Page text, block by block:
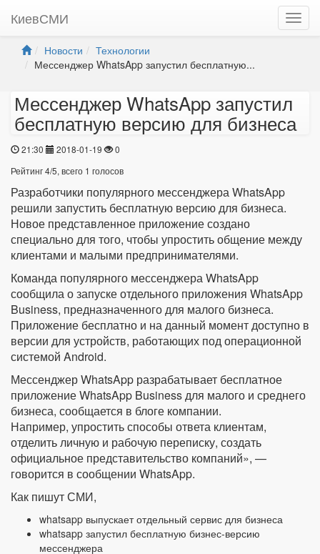
КиевСМИ
Новости
Технологии
Мессенджер WhatsApp запустил бесплатную...
Мессенджер WhatsApp запустил
бесплатную версию для бизнеса
21:30 2018-01-19
0
Рейтинг4/5, всего 1 голосов
Разработчики популярного мессенджера WhatsApp
решили запустить бесплатную версию для бизнеса.
Новое представленное приложение создано
специально для того, чтобы упростить общение между
клиентами и малыми предпринимателями.
Команда популярного мессенджера WhatsApp
сообщила о запуске отдельного приложения WhatsApp
Business, предназначенного для малого бизнеса.
Приложение бесплатно и на данный момент доступно в
версии для устройств, работающих под операционной
системой Android.
Мессенджер WhatsApp разрабатывает бесплатное
приложение WhatsApp Business для малого и среднего
бизнеса, сообщается в блоге компании.
Например, упростить способы ответа клиентам,
отделить личную и рабочую переписку, создать
официальное представительство компаний», —
говорится в сообщении WhatsApp.
Как пишут СМИ,
whatsapp выпускает отдельный сервис для бизнеса
whatsapp запустил бесплатную бизнес-версию
мессенджера